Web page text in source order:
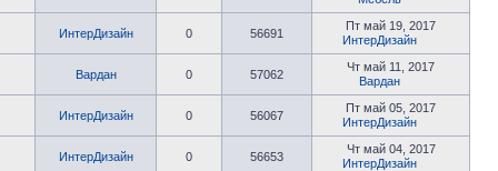
ИнтерДизайн 0 56691
Пт май 19, 2017
ИнтерДизайн
Вардан 0 57062
Чт май 11, 2017
Вардан
ИнтерДизайн 0 56067
Пт май 05, 2017
ИнтерДизайн
ИнтерДизайн 0 56653
Чт май 04, 2017
ИнтерДизайн